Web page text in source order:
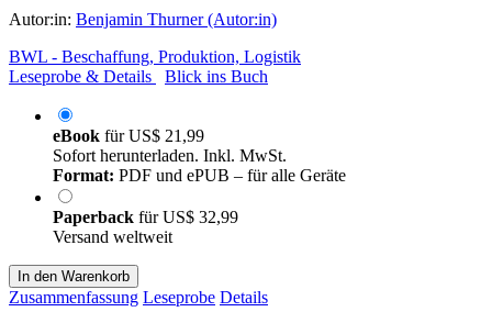
Autor:in: Benjamin Thurner (Autor:in)
BWL - Beschaffung, Produktion, Logistik
Leseprobe & Details
Blick ins Buch
eBook fürUS$ 21,99
Sofort herunterladen. Inkl. MwSt.
Format: PDF und ePUB – für alle Geräte
Paperback fürUS$ 32,99
Versand weltweit
In den Warenkorb
Zusammenfassung Leseprobe Details